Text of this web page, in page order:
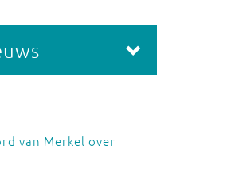
van Merkel over